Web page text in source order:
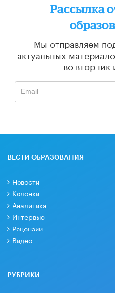
Рассылка
Мы отправляем
актуальных
во вторник
ВЕСТИ ОБРАЗОВАНИЯ
Новости
Колонки
Аналитика
Интервью
Рецензии
Видео
РУБРИКИ